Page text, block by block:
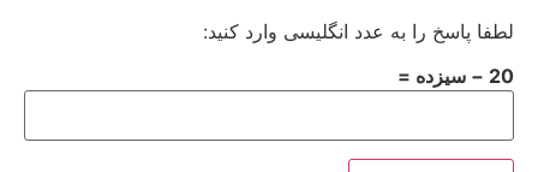
لطفا پاسخ را به عدد انگلیسی وارد کنید:
20 − سیزده =